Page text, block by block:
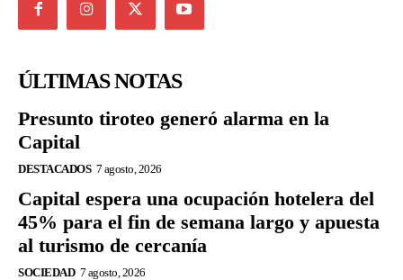
ÚLTIMAS NOTAS
Presunto tiroteo generó alarma en la
Capital
DESTACADOS 7 agosto, 2026
Capital espera una ocupación hotelera del
45% para el fin de semana largo y apuesta
al turismo de cercanía
SOCIEDAD 7 agosto, 2026